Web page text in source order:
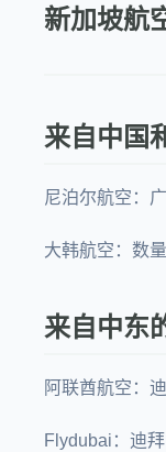
新加坡航
来自中国
尼泊尔航空：
大韩航空：数
来自中东
阿联酋航空：
Flydubai：迪